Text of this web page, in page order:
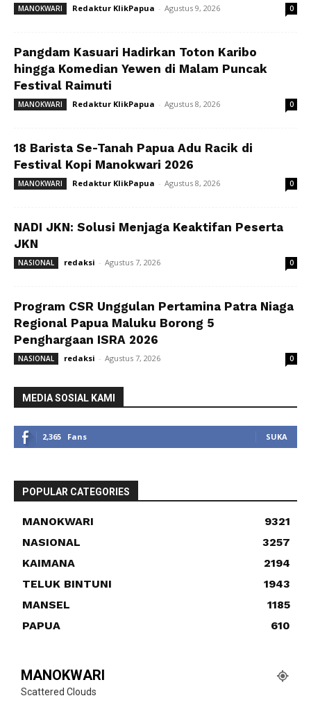
MANOKWARI Redaktur KlikPapua - Agustus 9, 2026 0
Pangdam Kasuari Hadirkan Toton Karibo
hingga Komedian Yewen di Malam Puncak
Festival Raimuti
MANOKWARI Redaktur KlikPapua - Agustus 8, 2026 0
18 Barista Se-Tanah Papua Adu Racik di
Festival Kopi Manokwari 2026
MANOKWARI Redaktur KlikPapua - Agustus 8, 2026 0
NADI JKN: Solusi Menjaga Keaktifan Peserta
JKN
NASIONAL redaksi - Agustus 7, 2026 0
Program CSR Unggulan Pertamina Patra Niaga
Regional Papua Maluku Borong 5
Penghargaan ISRA 2026
NASIONAL redaksi - Agustus 7, 2026 0
MEDIA SOSIAL KAMI
2,365 Fans SUKA
POPULAR CATEGORIES
MANOKWARI
9321
NASIONAL
3257
KAIMANA
2194
TELUK BINTUNI
1943
MANSEL
1185
PAPUA
610
MANOKWARI
Scattered Clouds